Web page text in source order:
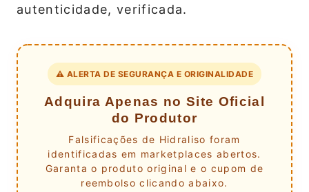
autenticidade, verificada.
⚠️ ALERTA DE SEGURANÇA E ORIGINALIDADE
Adquira Apenas no Site Oficial
do Produtor
Falsificações de Hidraliso foram
identificadas em marketplaces abertos.
Garanta o produto original e o cupom de
reembolso clicando abaixo.